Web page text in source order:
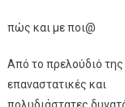
πώς και με ποι@
Από το πρελούδιό
επαναστατικές και